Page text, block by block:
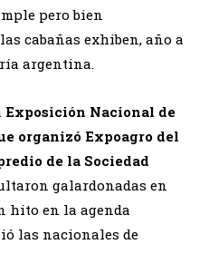
pero bien
cabañas exhiben, año a
argentina.
Exposición Nacional de
organizó Expoagro del
de la Sociedad
galardonadas en
hito en la agenda
las nacionales de